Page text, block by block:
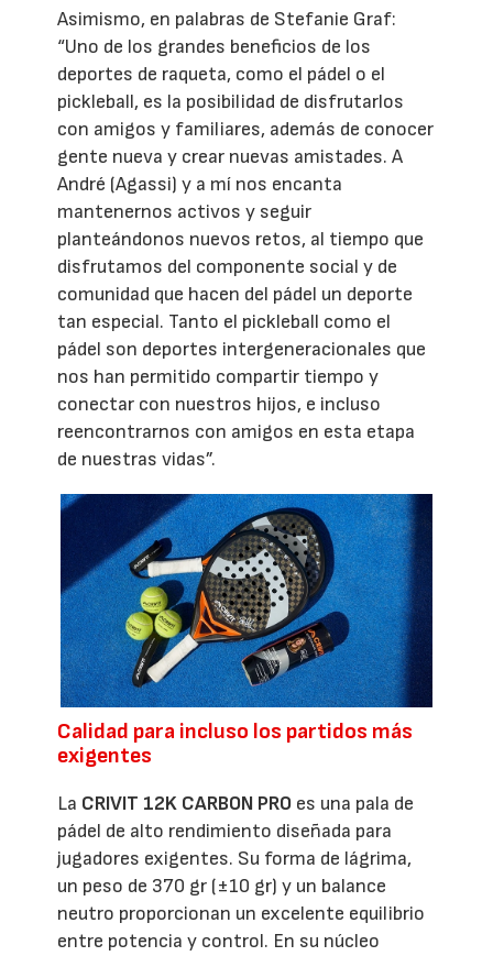
Asimismo, en palabras de Stefanie Graf:
“Uno de los grandes beneficios de los
deportes de raqueta, como el pádel o el
pickleball, es la posibilidad de disfrutarlos
con amigos y familiares, además de conocer
gente nueva y crear nuevas amistades. A
André (Agassi) y a mí nos encanta
mantenernos activos y seguir
planteándonos nuevos retos, al tiempo que
disfrutamos del componente social y de
comunidad que hacen del pádel un deporte
tan especial. Tanto el pickleball como el
pádel son deportes intergeneracionales que
nos han permitido compartir tiempo y
conectar con nuestros hijos, e incluso
reencontrarnos con amigos en esta etapa
de nuestras vidas”.
Calidad para incluso los partidos más
exigentes
La CRIVIT 12K CARBON PRO es una pala de
pádel de alto rendimiento diseñada para
jugadores exigentes. Su forma de lágrima,
un peso de 370 gr (±10 gr) y un balance
neutro proporcionan un excelente equilibrio
entre potencia y control. En su núcleo